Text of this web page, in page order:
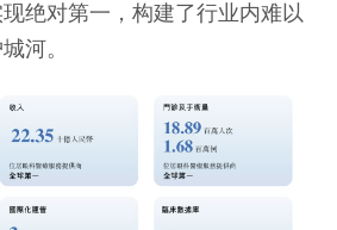
绝对第一，构建了行业内难以
河。